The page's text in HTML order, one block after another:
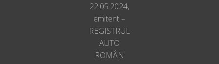
22.05.2024,
emitent –
REGISTRUL
AUTO
ROMÂN